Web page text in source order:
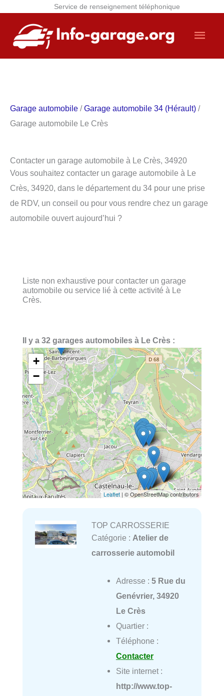
Service de renseignement téléphonique
contenu
Garage automobile /Garage automobile 34 (Hérault) /
Garage automobile Le Crès
Contacter un garage automobile à Le Crès, 34920
Vous souhaitez contacter un garage automobile à Le
Crès, 34920, dans le département du 34 pour une prise
de RDV, un conseil ou pour vous rendre chez un garage
automobile ouvert aujourd’hui ?
Liste non exhaustive pour contacter un garage
automobile ou service lié à cette activité à Le
Crès.
Il y a 32 garages automobiles à Le Crès :
+
−
Leaflet | © OpenStreetMap contributors
TOP CARROSSERIE
Catégorie : Atelier de
carrosserie automobil
Adresse : 5 Rue du
Genévrier, 34920
Le Crès
Quartier :
Téléphone :
Contacter
Site internet :
http://www.top-